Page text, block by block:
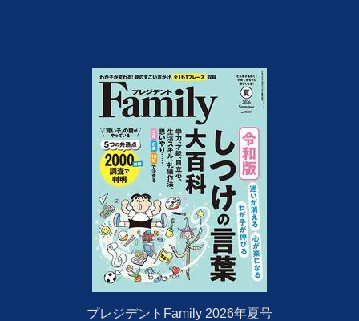
プレジデントFamily 2026年夏号